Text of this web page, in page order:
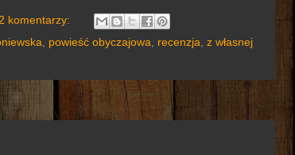
komentarzy:
powieść obyczajowa recenzja z własnej